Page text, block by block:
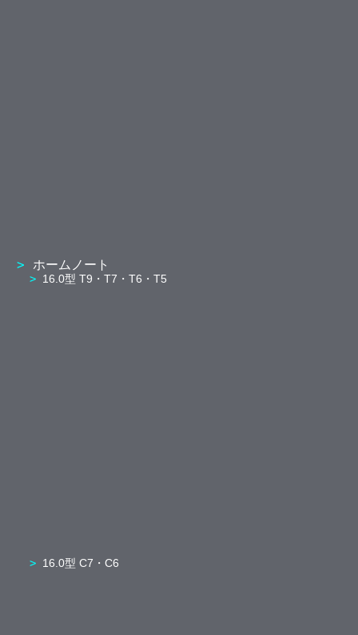
ホームノート
16.0型 T9・T7・T6・T5
16.0型 C7・C6